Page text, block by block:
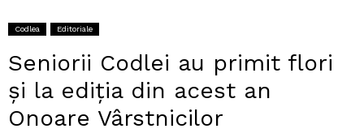
Codlea Editoriale
Seniorii Codlei au primit flori
și la ediția din acest an
Onoare Vârstnicilor